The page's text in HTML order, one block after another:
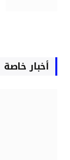
أخبار خاصة